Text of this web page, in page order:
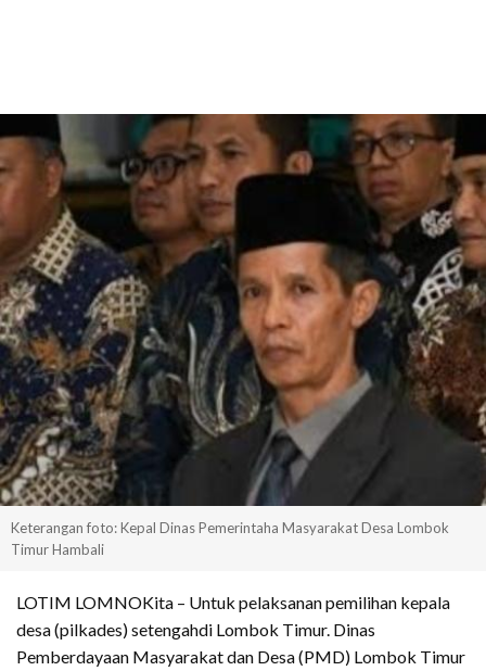
Keterangan foto: Kepal Dinas Pemerintaha Masyarakat Desa Lombok
Timur Hambali
LOTIM LOMNOKita – Untuk pelaksanan pemilihan kepala
desa (pilkades) setengahdi Lombok Timur. Dinas
Pemberdayaan Masyarakat dan Desa (PMD) Lombok Timur